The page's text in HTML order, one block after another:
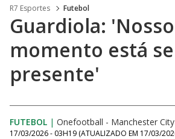
R7 Esportes Futebol
Guardiola: 'Nosso
momento está
presente'
FUTEBOL | Onefootball - Manchester City
17/03/2026 - 03H19 (ATUALIZADO EM 17/03/